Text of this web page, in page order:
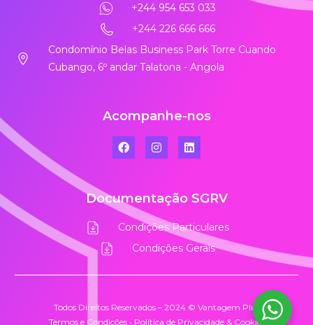
+244 954 653 033
+244 226 666 666
Condomínio Belas Business Park Torre Cuando
Cubango, 6º andar Talatona - Angola
Acompanhe-nos
Documentação SGRV
Condições Particulares
Condições Gerais
Todos Direitos Reservados – 2024 © Vantagem Plus
Termos e Condições• Política de Privacidade & Cookies